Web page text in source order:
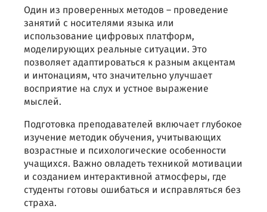
Один из проверенных методов – проведение
занятий с носителями языка или
использование цифровых платформ,
моделирующих реальные ситуации. Это
позволяет адаптироваться к разным акцентам
и интонациям, что значительно улучшает
восприятие на слух и устное выражение
мыслей.
Подготовка преподавателей включает глубокое
изучение методик обучения, учитывающих
возрастные и психологические особенности
учащихся. Важно овладеть техникой мотивации
и созданием интерактивной атмосферы, где
студенты готовы ошибаться и исправляться без
страха.